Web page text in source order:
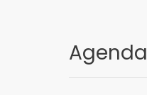
Agenda